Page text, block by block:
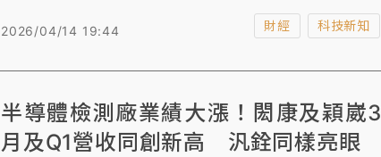
太赫茲無線通訊」等次世代核心領域，並首度深入探討量
慧醫療的創新應用。與會者指出，期盼藉由全球AI浪潮與
位布局底層硬體至高層系統，奠定未來在半導體產業上中
下游的關鍵地位。
2026/04/14 19:44 財經 科技新知
半導體檢測廠業績大漲！閎康及穎崴3
月及Q1營收同創新高 汎銓同樣亮眼